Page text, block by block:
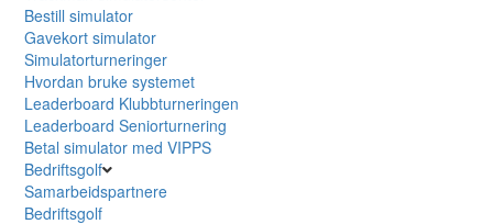
Bestill simulator
Gavekort simulator
Simulatorturneringer
Hvordan bruke systemet
Leaderboard Klubbturneringen
Leaderboard Seniorturnering
Betal simulator med VIPPS
Bedriftsgolf
Samarbeidspartnere
Bedriftsgolf